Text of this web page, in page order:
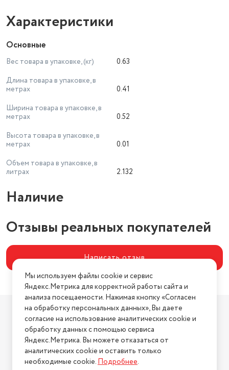
открытом грунте от ожогов и перепадов температур
Обеспечивает защиту кустарников и деревьев от
вымерзания в зимний период
Цвет: белый
Упаковка: пакет
Производитель: Россия
Характеристики
Основные
Вес товара в упаковке, (кг)
0.63
Длина товара в упаковке, в
метрах
0.41
Ширина товара в упаковке, в
метрах
0.52
Высота товара в упаковке, в
метрах
0.01
Объем товара в упаковке, в
литрах
2.132
Наличие
Отзывы реальных покупателей
Написать отзыв
Компания
О компании
Магазины
Бренды
Блог
Мы используем файлы cookie и сервис
Яндекс.Метрика для корректной работы сайта и
анализа посещаемости. Нажимая кнопку «Согласен
на обработку персональных данных», Вы даете
согласие на использование аналитических cookie и
обработку данных с помощью сервиса
Яндекс.Метрика. Вы можете отказаться от
аналитических cookie и оставить только
необходимые cookie.Подробнее.